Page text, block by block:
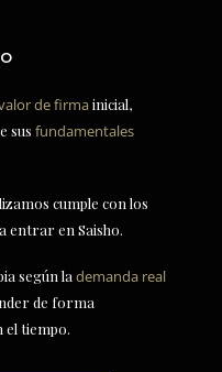
de firmainicial,
sus fundamentales
cumple con los
entrar en Saisho.
según la demanda real
de forma
el tiempo.